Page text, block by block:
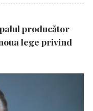
producător
lege privind